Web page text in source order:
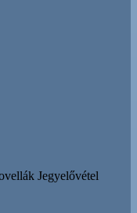
Jegyelővétel